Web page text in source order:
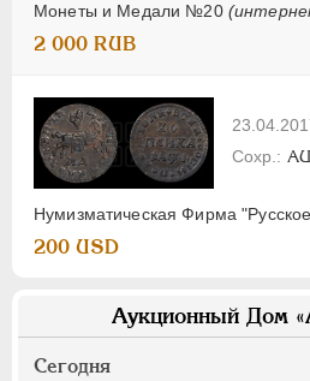
Монеты и Медали №20
2 000 RUB
Нумизматическая Фирма
200 USD
Аукционный Дом
Сегодня